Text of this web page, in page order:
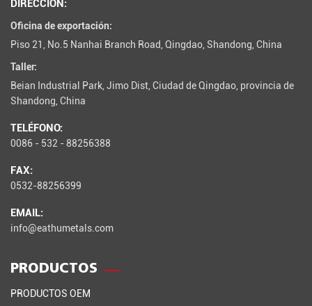
DIRECCIÓN:
Oficina de exportación:
Piso 21, No.5 Nanhai Branch Road, Qingdao, Shandong, China
Taller:
Beian Industrial Park, Jimo Dist, Ciudad de Qingdao, provincia de
Shandong, China
TELÉFONO:
0086 - 532 - 88256388
FAX:
0532-88256399
EMAIL:
info@eathumetals.com
PRODUCTOS
PRODUCTOS OEM